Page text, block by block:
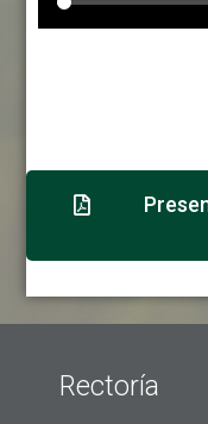
Rectoría